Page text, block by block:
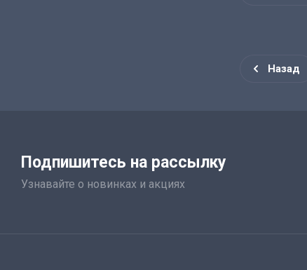
Назад
Подпишитесь на рассылку
Узнавайте о новинках и акциях